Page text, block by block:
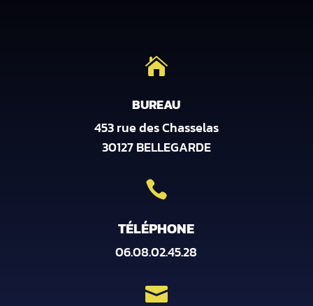

BUREAU
453 rue des Chasselas
30127 BELLEGARDE

TÉLÉPHONE
06.08.02.45.28
